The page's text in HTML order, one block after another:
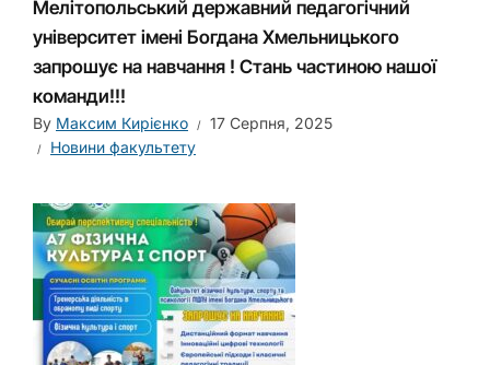
Мелітопольський державний педагогічний
університет імені Богдана Хмельницького
запрошує на навчання ! Стань частиною нашої
команди!!!
By Максим Кирієнко
17 Серпня, 2025
Новини факультету